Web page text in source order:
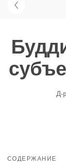
Д-
СОДЕРЖАНИЕ